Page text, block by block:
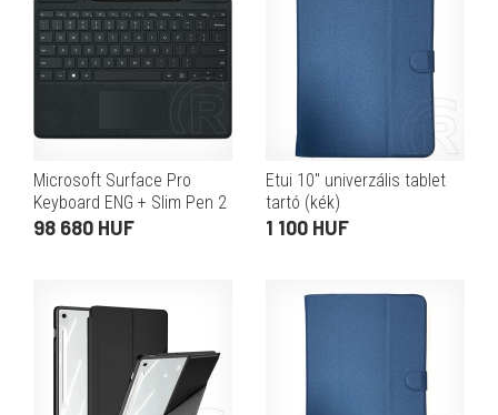
Microsoft Surface Pro
Keyboard ENG + Slim Pen 2
(black)
98 680 HUF
Etui 10" univerzális tablet
tartó (kék)
1 100 HUF